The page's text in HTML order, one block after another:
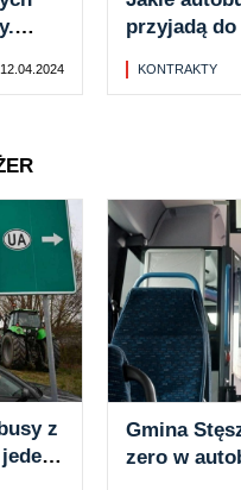
12.04.2024
przyjadą
KONTRAKTY
z
Gmina
zero w